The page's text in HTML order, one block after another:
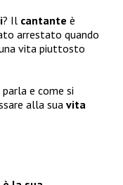
? Il cantante è
arrestato quando
vita piuttosto
e come si
alla sua vita